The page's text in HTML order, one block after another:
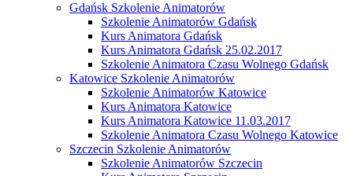
Gdańsk Szkolenie Animatorów
Szkolenie Animatorów Gdańsk
Kurs Animatora Gdańsk
Kurs Animatora Gdańsk 25.02.2017
Szkolenie Animatora Czasu Wolnego Gdańsk
Katowice Szkolenie Animatorów
Szkolenie Animatorów Katowice
Kurs Animatora Katowice
Kurs Animatora Katowice 11.03.2017
Szkolenie Animatora Czasu Wolnego Katowice
Szczecin Szkolenie Animatorów
Szkolenie Animatorów Szczecin